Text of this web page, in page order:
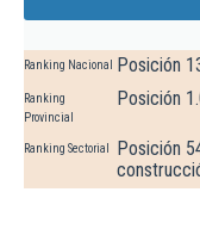
Ranking Nacional Posición
Ranking
Provincial
Posición
Ranking Sectorial
Posición